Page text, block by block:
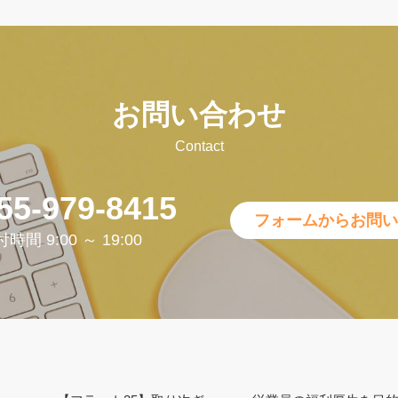
お問い合わせ
Contact
979-8415
時間 9:00 ～ 19:00
フォームからお問